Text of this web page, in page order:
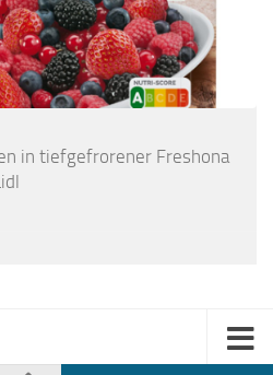
in tiefgefrorener Freshona